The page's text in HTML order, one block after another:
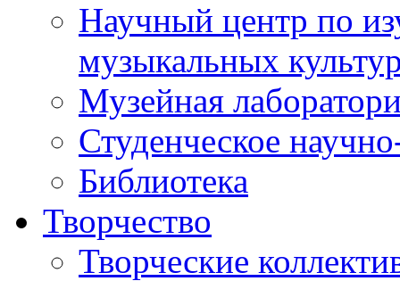
Научный центр по
музыкальных
Музейная
Студенческое
Библиотека
Творчество
Творческие